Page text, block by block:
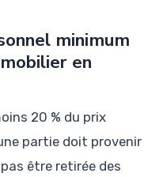
minimum
en
20 % du prix
partie doit provenir
être retirée des